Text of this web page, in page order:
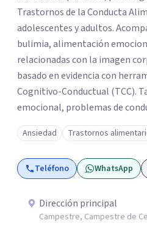
Trastornos de la Conducta
adolescentes y adultos.
bulimia, alimentación
relacionadas con la imagen
basado en evidencia con
Cognitivo-Conductual (TCC). También trabajo regulación
emocional, problemas de
desarrollo de habilidades
población infantil y juvenil. Me
formación y actualización para
acompañamiento más efectivo
alimentación consciente,
cada paciente y su familia.
Ansiedad Trastornos
Teléfono WhatsApp
Dirección principal
Campestre, Campestre de